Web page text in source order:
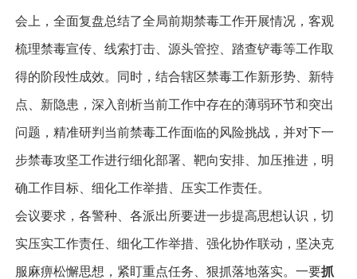
会上，全面复盘总结了全局前期禁毒工作开展情况，客观
梳理禁毒宣传、线索打击、源头管控、踏查铲毒等工作取
得的阶段性成效。同时，结合辖区禁毒工作新形势、新特
点、新隐患，深入剖析当前工作中存在的薄弱环节和突出
问题，精准研判当前禁毒工作面临的风险挑战，并对下一
步禁毒攻坚工作进行细化部署、靶向安排、加压推进，明
确工作目标、细化工作举措、压实工作责任。
会议要求，各警种、各派出所要进一步提高思想认识，切
实压实工作责任、细化工作举措、强化协作联动，坚决克
服麻痹松懈思想，紧盯重点任务、狠抓落地落实。 一要抓